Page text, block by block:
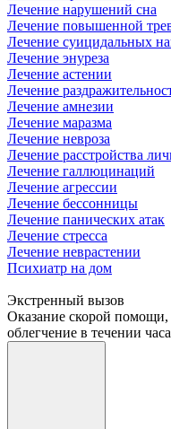
Лечение нарушений сна
Лечение повышенной
Лечение суицидальных
Лечение энуреза
Лечение астении
Лечение
Лечение амнезии
Лечение маразма
Лечение невроза
Лечение расстройства
Лечение галлюцинаций
Лечение агрессии
Лечение бессонницы
Лечение панических атак
Лечение стресса
Лечение неврастении
Психиатр на дом
Экстренный вызов
Оказание скорой помощи,
облегчение в течении часа